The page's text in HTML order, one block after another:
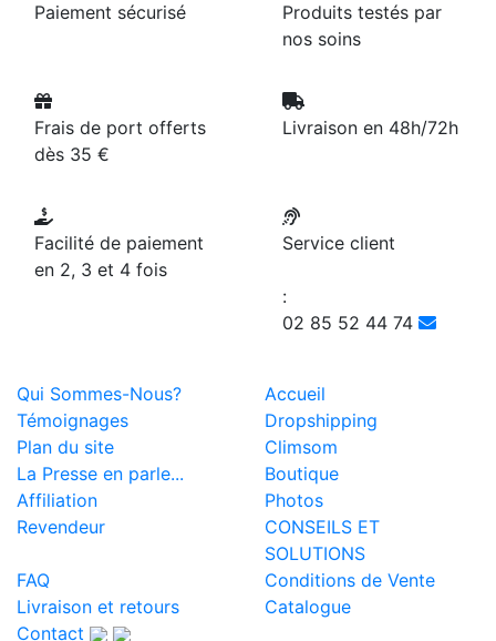
Paiement sécurisé
Produits testés par
nos soins
Frais de port offerts
dès 35 €
Livraison en 48h/72h
Facilité de paiement
en 2, 3 et 4 fois
Service client
:
02 85 52 44 74
Qui Sommes-Nous?
Accueil
Témoignages
Dropshipping
Plan du site
Climsom
La Presse en parle...
Boutique
Affiliation
Photos
Revendeur
CONSEILS ET
SOLUTIONS
FAQ
Conditions de Vente
Livraison et retours
Catalogue
Contact